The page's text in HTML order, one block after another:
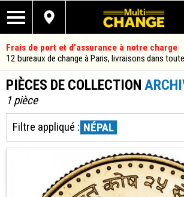
Frais de port et d'assurance à notre charge
12 bureaux de change à Paris, livraisons dans
PIÈCES DE COLLECTION
1 pièce
Filtre appliqué : NÉPAL